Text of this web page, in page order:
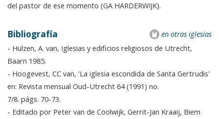
del pastor de ese momento (GA HARDERWIJK).
en otras iglesias
Bibliografía
- Hulzen, A. van, Iglesias y edificios religiosos de Utrecht,
Baarn 1985.
- Hoogevest, CC van, 'La iglesia escondida de Santa Gertrudis'
en: Revista mensual Oud-Utrecht 64 (1991) no.
7/8. págs. 70-73.
- Editado por Peter van de Coolwijk, Gerrit-Jan Kraaij, Biem